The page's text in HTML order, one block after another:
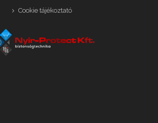
Cookie tájékoztató